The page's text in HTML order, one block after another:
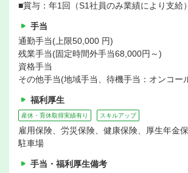
■賞与：年1回（S1社員のみ業績により支
手当
通勤手当(上限50,000 円)
残業手当(固定時間外手当68,000円～)
資格手当
その他手当(地域手当、待機手当：オンコー
福利厚生
産休・育休取得実績有り スキルアップ
雇用保険、労災保険、健康保険、厚生年金
駐車場
手当・福利厚生備考